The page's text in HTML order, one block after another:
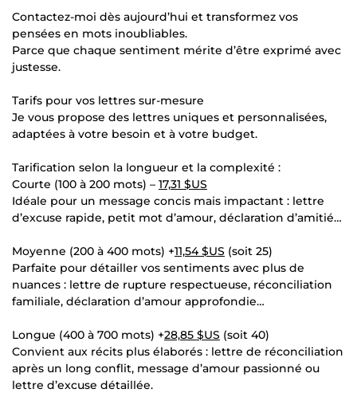
Contactez-moi dès aujourd’hui et transformez vos
pensées en mots inoubliables.
Parce que chaque sentiment mérite d’être exprimé avec
justesse.
Tarifs pour vos lettres sur-mesure
Je vous propose des lettres uniques et personnalisées,
adaptées à votre besoin et à votre budget.
Tarification selon la longueur et la complexité :
Courte (100 à 200 mots) – 17,31 $US
Idéale pour un message concis mais impactant : lettre
d’excuse rapide, petit mot d’amour, déclaration d’amitié…
Moyenne (200 à 400 mots) +11,54 $US (soit 25)
Parfaite pour détailler vos sentiments avec plus de
nuances : lettre de rupture respectueuse, réconciliation
familiale, déclaration d’amour approfondie…
Longue (400 à 700 mots) +28,85 $US (soit 40)
Convient aux récits plus élaborés : lettre de réconciliation
après un long conflit, message d’amour passionné ou
lettre d’excuse détaillée.